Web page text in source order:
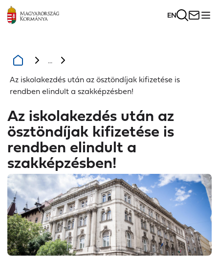
EN
...
Az iskolakezdés után az ösztöndíjak kifizetése is
rendben elindult a szakképzésben!
Az iskolakezdés után az
ösztöndíjak kifizetése is
rendben elindult a
szakképzésben!